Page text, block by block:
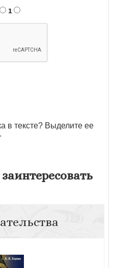
1
в тексте? Выделите ее